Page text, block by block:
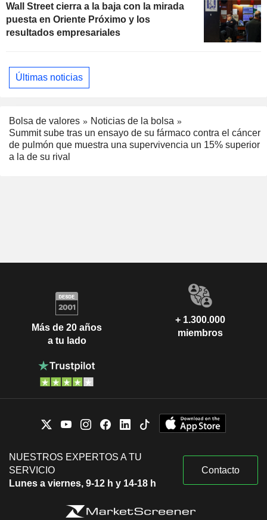
Wall Street cierra a la baja con la mirada
puesta en Oriente Próximo y los
resultados empresariales
Últimas noticias
Bolsa de valores
Noticias de la bolsa
Summit sube tras un ensayo de su fármaco contra el cáncer
de pulmón que muestra una supervivencia un 15% superior
a la de su rival
Más de 20 años
a tu lado
+ 1.300.000
miembros
NUESTROS EXPERTOS A TU
SERVICIO
Lunes a viernes, 9-12 h y 14-18 h
Contacto